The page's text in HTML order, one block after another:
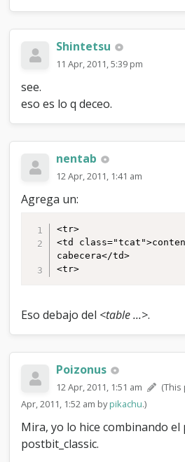
Shintetsu
11 Apr, 2011, 5:39 pm
see.
eso es lo q deceo.
nentab
12 Apr, 2011, 1:41 am
Agrega un:
<tr>
<td
cabecera</td>
<tr>
Eso debajo del <table ...>.
Poizonus
12 Apr, 2011, 1:51 am
(This
Apr, 2011, 1:52 am bypikachu.)
Mira, yo lo hice combinando el
postbit_classic.